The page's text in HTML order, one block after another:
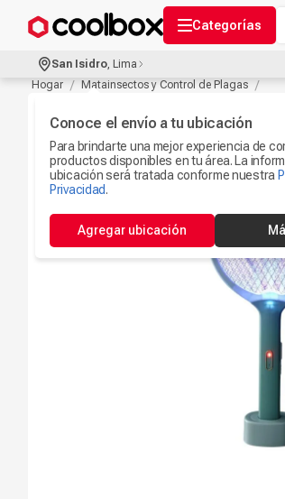
Categorías
San Isidro, Lima
Conoce el envío a tu ubicación
Para brindarte una mejor experiencia de
productos disponibles en tu área. La
ubicación será tratada conforme nuestra
Privacidad.
Agregar ubicación
Hogar
Matainsectos y Control de Plagas